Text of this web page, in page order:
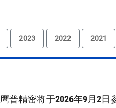
鹰普精密将于2026年9月2